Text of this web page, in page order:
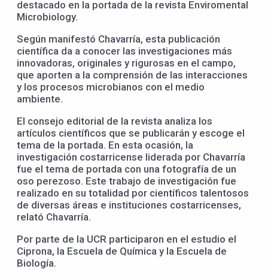
destacado en la portada de la revista Enviromental
Microbiology.
Según manifestó Chavarría, esta publicación
científica da a conocer las investigaciones más
innovadoras, originales y rigurosas en el campo,
que aporten a la comprensión de las interacciones
y los procesos microbianos con el medio
ambiente.
El consejo editorial de la revista analiza los
artículos científicos que se publicarán y escoge el
tema de la portada. En esta ocasión, la
investigación costarricense liderada por Chavarría
fue el tema de portada con una fotografía de un
oso perezoso. Este trabajo de investigación fue
realizado en su totalidad por científicos talentosos
de diversas áreas e instituciones costarricenses,
relató Chavarría.
Por parte de la UCR participaron en el estudio el
Ciprona, la Escuela de Química y la Escuela de
Biología.